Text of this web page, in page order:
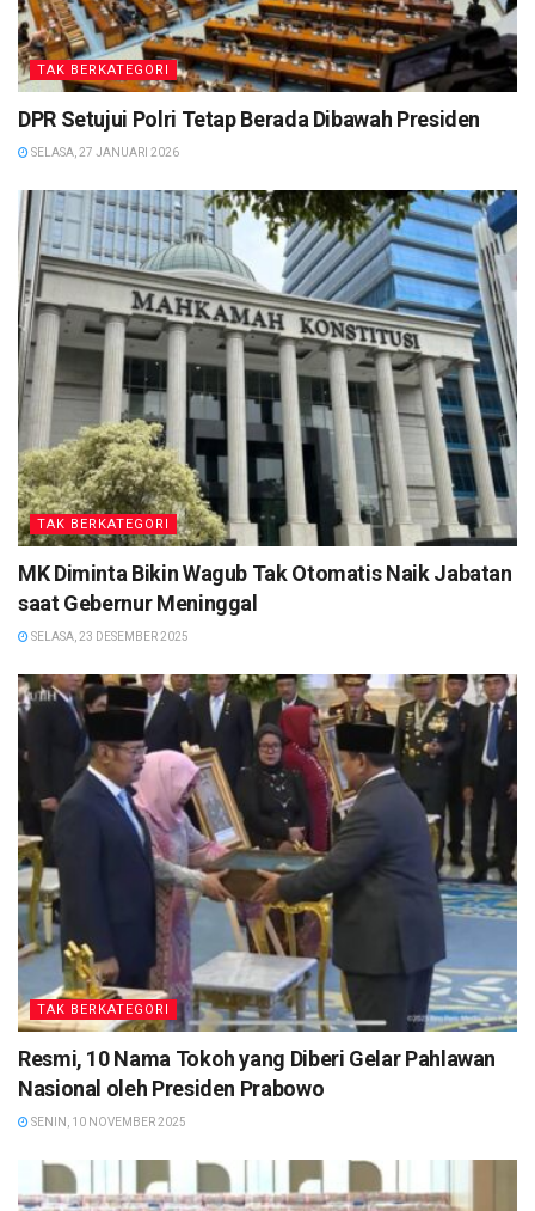
TAK BERKATEGORI
DPR Setujui Polri Tetap Berada Dibawah Presiden
SELASA, 27 JANUARI 2026
TAK BERKATEGORI
MK Diminta Bikin Wagub Tak Otomatis Naik Jabatan
saat Gebernur Meninggal
SELASA, 23 DESEMBER 2025
TAK BERKATEGORI
Resmi, 10 Nama Tokoh yang Diberi Gelar Pahlawan
Nasional oleh Presiden Prabowo
SENIN, 10 NOVEMBER 2025